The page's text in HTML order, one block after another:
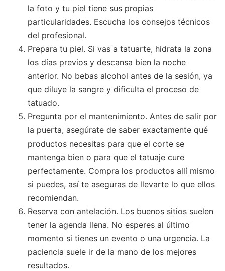
la foto y tu piel tiene sus propias
particularidades. Escucha los consejos técnicos
del profesional.
Prepara tu piel. Si vas a tatuarte, hidrata la zona
los días previos y descansa bien la noche
anterior. No bebas alcohol antes de la sesión, ya
que diluye la sangre y dificulta el proceso de
tatuado.
Pregunta por el mantenimiento. Antes de salir por
la puerta, asegúrate de saber exactamente qué
productos necesitas para que el corte se
mantenga bien o para que el tatuaje cure
perfectamente. Compra los productos allí mismo
si puedes, así te aseguras de llevarte lo que ellos
recomiendan.
Reserva con antelación. Los buenos sitios suelen
tener la agenda llena. No esperes al último
momento si tienes un evento o una urgencia. La
paciencia suele ir de la mano de los mejores
resultados.